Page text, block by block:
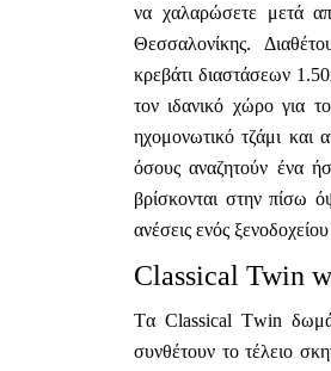
να χαλαρώσετε μετά
Θεσσαλονίκης.
κρεβάτι διαστάσεων
τον ιδανικό χώρο για
ηχομονωτικό τζάμι και
όσους αναζητούν ένα
βρίσκονται στην πίσω
ανέσεις ενός
Classical Twin
Tα Classical Τwin
συνθέτουν το τέλειο